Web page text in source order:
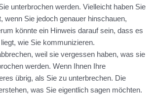
unterbrochen werden. Vielleicht haben Sie
Sie jedoch genauer hinschauen,
könnte ein Hinweis darauf sein, dass es
wie Sie kommunizieren.
weil sie vergessen haben, was sie
werden. Wenn Ihnen Ihre
übrig, als Sie zu unterbrechen. Die
was Sie eigentlich sagen möchten.